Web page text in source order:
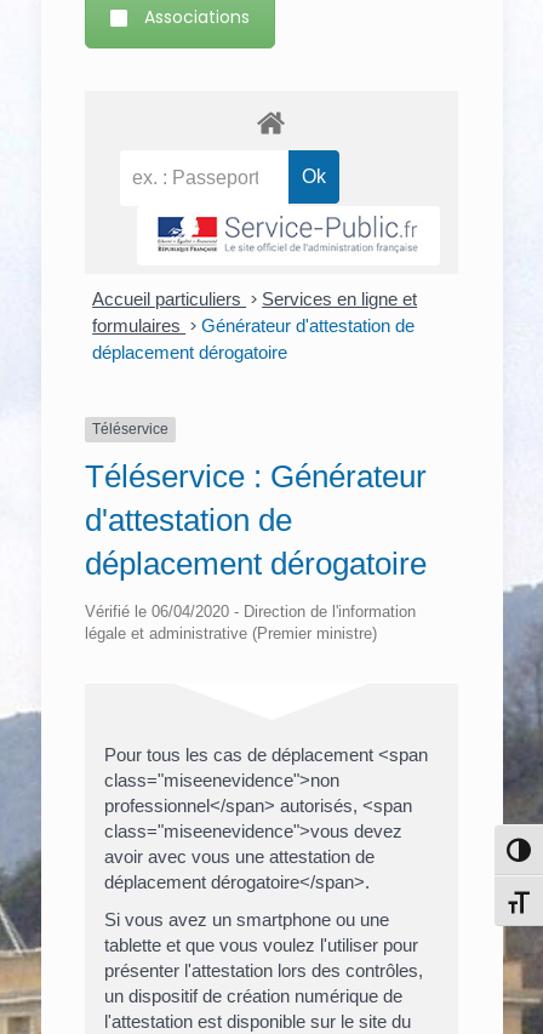
Associations
Accueil particuliers > Services en ligne et
formulaires > Générateur d'attestation de
déplacement dérogatoire
Téléservice
Téléservice : Générateur
d'attestation de
déplacement dérogatoire
Vérifié le 06/04/2020 - Direction de l'information
légale et administrative (Premier ministre)
Pour tous les cas de déplacement <span
class="miseenevidence">non
professionnel</span> autorisés, <span
class="miseenevidence">vous devez
avoir avec vous une attestation de
déplacement dérogatoire</span>.
Si vous avez un smartphone ou une
tablette et que vous voulez l'utiliser pour
présenter l'attestation lors des contrôles,
un dispositif de création numérique de
l'attestation est disponible sur le site du